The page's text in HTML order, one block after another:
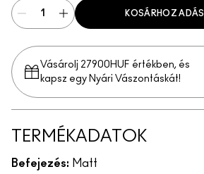
KOSÁRHOZ ADÁS
Vásárolj 27900HUF értékben, és
kapsz egy Nyári Vászontáskát!
TERMÉKADATOK
Befejezés: Matt